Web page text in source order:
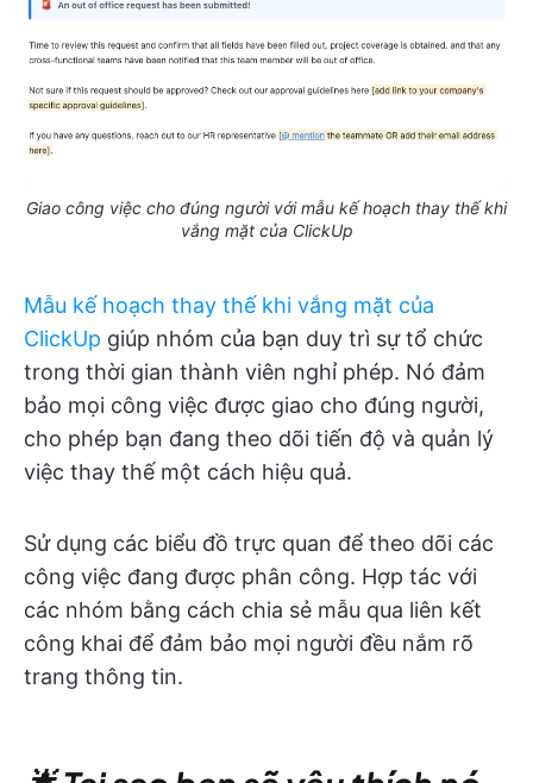
Giao công việc cho đúng người với mẫu kế hoạch thay thế khi
vắng mặt của ClickUp
Mẫu kế hoạch thay thế khi vắng mặt của
ClickUp giúp nhóm của bạn duy trì sự tổ chức
trong thời gian thành viên nghỉ phép. Nó đảm
bảo mọi công việc được giao cho đúng người,
cho phép bạn đang theo dõi tiến độ và quản lý
việc thay thế một cách hiệu quả.
Sử dụng các biểu đồ trực quan để theo dõi các
công việc đang được phân công. Hợp tác với
các nhóm bằng cách chia sẻ mẫu qua liên kết
công khai để đảm bảo mọi người đều nắm rõ
trang thông tin.